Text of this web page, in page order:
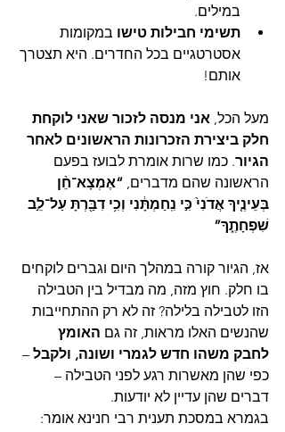
במילים.
תשימי חבילות טישו במקומות
אסטרטגיים בכל החדרים. היא תצטרך
אותם!
מעל הכל, אני מנסה לזכור שאני לוקחת
חלק ביצירת הזכרונות הראשונים לאחר
הגיור. כמו שרות אומרת לבועז בפעם
הראשונה שהם מדברים, “אֶמְצָא־חֵ֨ן
בְּעֵינֶ֤יךָ אֲדֹנִי֙ כִּ֣י נִֽחַמְתָּ֔נִי וְכִ֥י דִבַּ֖רְתָּ עַל־לֵ֣ב
שִׁפְחָתֶ֑ךָ”
אז, הגיור קורה במהלך היום וגברים לוקחים
בו חלק. חוץ מזה, מה מבדיל בין הטבילה
הזו לטבילה בלילה? זה לא רק ההתחייבות
שהנשים האלו מראות, זה גם האומץ
לחבק משהו חדש לגמרי ושונה, ולקבל –
כפי שהן מאשרות רגע לפני הטבילה –
דברים שהן עדיין לא יודעות.
בגמרא במסכת תענית רבי חנינא אומר: